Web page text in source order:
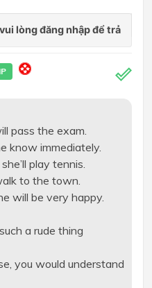
pass the exam.
know immediately.
play tennis.
to the town.
will be very happy.
a rude thing
you would understand